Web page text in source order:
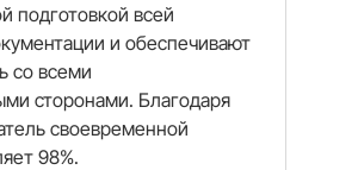
подготовкой всей
и обеспечивают
со всеми
сторонами. Благодаря
своевременной
98%.